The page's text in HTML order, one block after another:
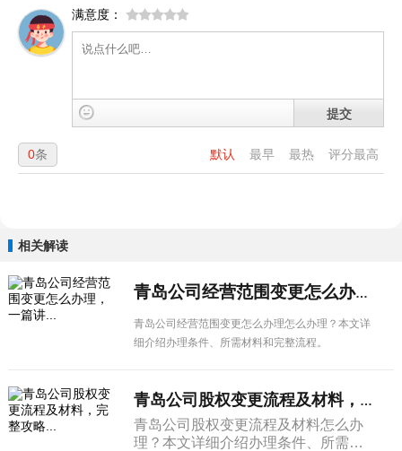
满意度：
提交
默认 最早 最热 评分最高
0条
相关解读
青岛公司经营范围变更怎么办理，一篇讲...
青岛公司经营范围变更怎么办理怎么办理？本文详
细介绍办理条件、所需材料和完整流程。
青岛公司股权变更流程及材料，完整攻略...
青岛公司股权变更流程及材料怎么办
理？本文详细介绍办理条件、所需材